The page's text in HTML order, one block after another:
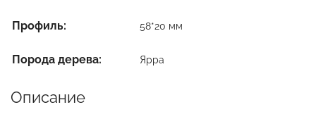
Профиль: 58*20 мм
Порода дерева: Ярра
Описание